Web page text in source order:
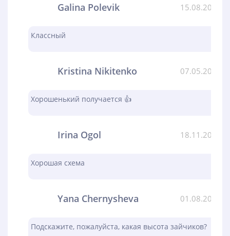
Galina Polevik 15.08.2024
Классный
Kristina Nikitenko 07.05.2024
Хорошенький получается 👍
Irina Ogol 18.11.2023
Хорошая схема
Yana Chernysheva 01.08.2023
Подскажите, пожалуйста, какая высота зайчиков?